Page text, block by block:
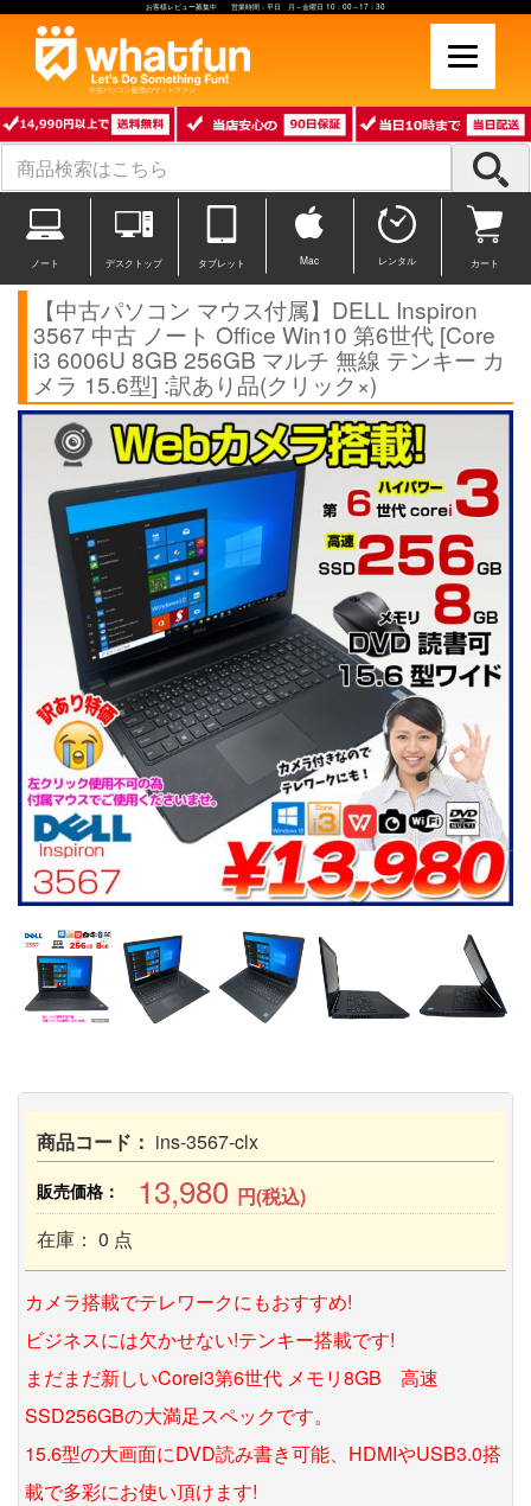
お客様レビュー募集中 営業時間：平日 月～金曜日 10：00～17：30
中古パソコン販売のワットファン
ノート デスクトップ タブレット Mac レンタル カート
【中古パソコン マウス付属】DELL Inspiron
3567 中古 ノート Office Win10 第6世代 [Core
i3 6006U 8GB 256GB マルチ 無線 テンキー カ
メラ 15.6型] :訳あり品(クリック×)
商品コード： ins-3567-clx
販売価格： 13,980 円(税込)
在庫： 0 点
カメラ搭載でテレワークにもおすすめ!
ビジネスには欠かせない!テンキー搭載です!
まだまだ新しいCorei3第6世代 メモリ8GB 高速
SSD256GBの大満足スペックです。
15.6型の大画面にDVD読み書き可能、HDMIやUSB3.0搭
載で多彩にお使い頂けます!